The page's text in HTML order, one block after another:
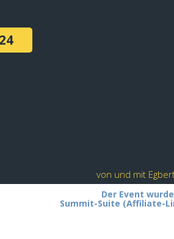
von und mit
Der Event
Summit-Suite (Affiliate-